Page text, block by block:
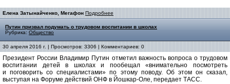
Елена Затынайченко, Мегафон Подробнее
Путин призвал подумать о трудовом воспитании в школах
Рубрика: Общество
30 апреля 2016 г. | Просмотров: 3306 | Комментариев: 0
Президент России Владимир Путин отметил важность вопроса о трудовом
воспитании детей в школах и пообещал «внимательно посмотреть
и поговорить со специалистами» по этому поводу. Об этом он сказал,
выступая на Форуме действий ОНФ в Йошкар-Оле, передает ТАСС.